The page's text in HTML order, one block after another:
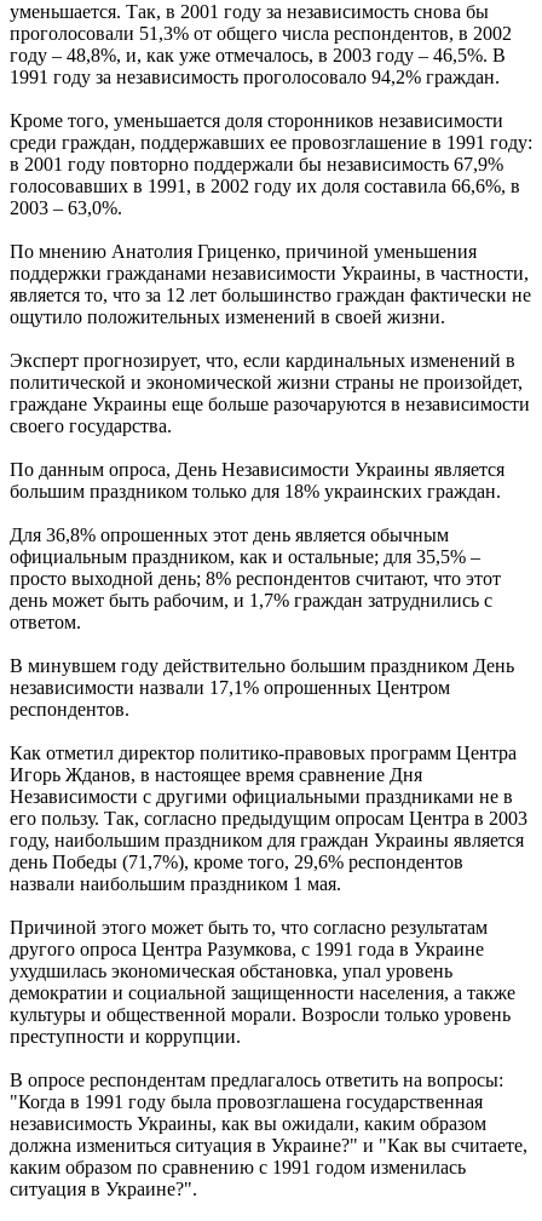
уменьшается. Так, в 2001 году за независимость снова бы
проголосовали 51,3% от общего числа респондентов, в 2002
году – 48,8%, и, как уже отмечалось, в 2003 году – 46,5%. В
1991 году за независимость проголосовало 94,2% граждан.
Кроме того, уменьшается доля сторонников независимости
среди граждан, поддержавших ее провозглашение в 1991 году:
в 2001 году повторно поддержали бы независимость 67,9%
голосовавших в 1991, в 2002 году их доля составила 66,6%, в
2003 – 63,0%.
По мнению Анатолия Гриценко, причиной уменьшения
поддержки гражданами независимости Украины, в частности,
является то, что за 12 лет большинство граждан фактически не
ощутило положительных изменений в своей жизни.
Эксперт прогнозирует, что, если кардинальных изменений в
политической и экономической жизни страны не произойдет,
граждане Украины еще больше разочаруются в независимости
своего государства.
По данным опроса, День Независимости Украины является
большим праздником только для 18% украинских граждан.
Для 36,8% опрошенных этот день является обычным
официальным праздником, как и остальные; для 35,5% –
просто выходной день; 8% респондентов считают, что этот
день может быть рабочим, и 1,7% граждан затруднились с
ответом.
В минувшем году действительно большим праздником День
независимости назвали 17,1% опрошенных Центром
респондентов.
Как отметил директор политико-правовых программ Центра
Игорь Жданов, в настоящее время сравнение Дня
Независимости с другими официальными праздниками не в
его пользу. Так, согласно предыдущим опросам Центра в 2003
году, наибольшим праздником для граждан Украины является
день Победы (71,7%), кроме того, 29,6% респондентов
назвали наибольшим праздником 1 мая.
Причиной этого может быть то, что согласно результатам
другого опроса Центра Разумкова, с 1991 года в Украине
ухудшилась экономическая обстановка, упал уровень
демократии и социальной защищенности населения, а также
культуры и общественной морали. Возросли только уровень
преступности и коррупции.
В опросе респондентам предлагалось ответить на вопросы:
"Когда в 1991 году была провозглашена государственная
независимость Украины, как вы ожидали, каким образом
должна измениться ситуация в Украине?" и "Как вы считаете,
каким образом по сравнению с 1991 годом изменилась
ситуация в Украине?".